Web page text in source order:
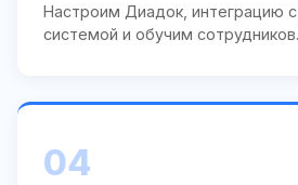
Настроим Диадок, интеграцию с
системой и обучим сотрудников.
04